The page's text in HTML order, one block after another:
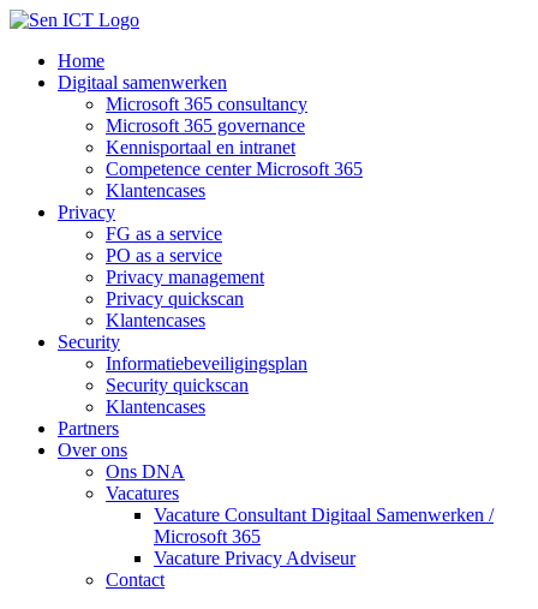
Ga
inhoudHome
Digitaal samenwerken
Microsoft 365 consultancy
Microsoft 365 governance
Kennisportaal en intranet
Competence center Microsoft 365
Klantencases
Privacy
FG as a service
PO as a service
Privacy management
Privacy quickscan
Klantencases
Security
Informatiebeveiligingsplan
Security quickscan
Klantencases
Partners
Over ons
Ons DNA
Vacatures
Vacature Consultant Digitaal Samenwerken /
Microsoft 365
Vacature Privacy Adviseur
Contact